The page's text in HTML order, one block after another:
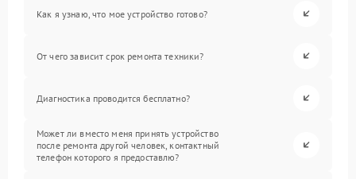
Как я узнаю, что мое устройство готово?
От чего зависит срок ремонта техники?
Диагностика проводится бесплатно?
Может ли вместо меня принять устройство
после ремонта другой человек, контактный
телефон которого я предоставлю?